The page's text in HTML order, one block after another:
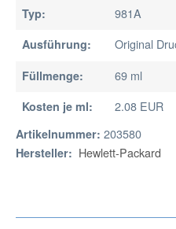
Typ: 981A
Ausführung: Original
Füllmenge: 69 ml
Kosten je ml: 2.08 EUR
Artikelnummer: 203580
Hersteller: Hewlett-Packard